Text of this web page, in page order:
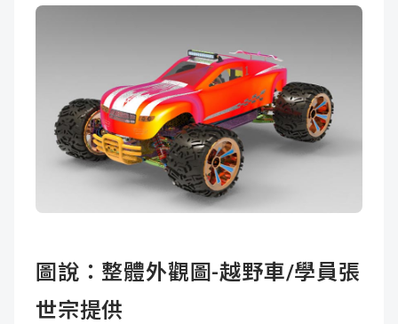
圖說：整體外觀圖-越野車/學員張
世宗提供